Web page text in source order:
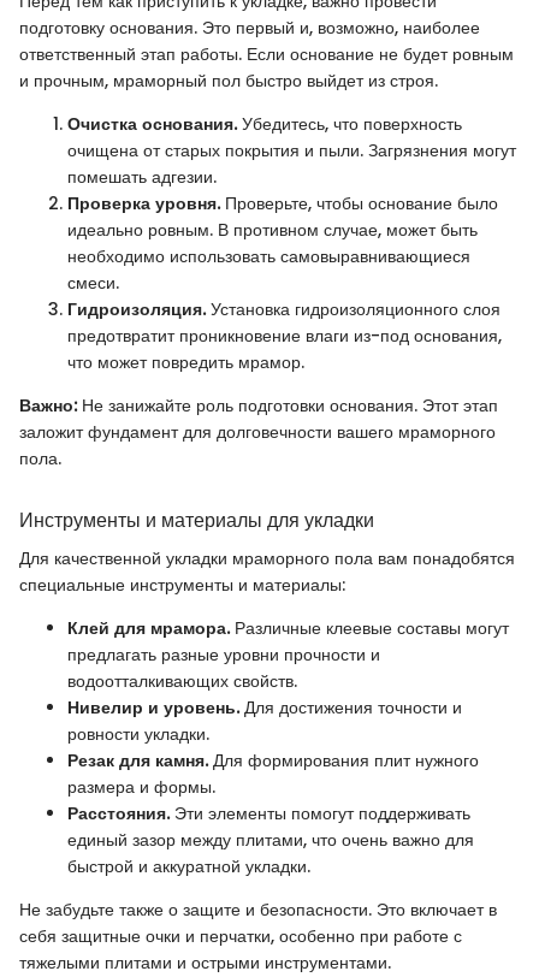
подготовку основания. Это первый и, возможно, наиболее
ответственный этап работы. Если основание не будет ровным
и прочным, мраморный пол быстро выйдет из строя.
Очистка основания.Убедитесь, что поверхность
очищена от старых покрытия и пыли. Загрязнения могут
помешать адгезии.
Проверка уровня.Проверьте, чтобы основание было
идеально ровным. В противном случае, может быть
необходимо использовать самовыравнивающиеся
смеси.
Гидроизоляция.Установка гидроизоляционного слоя
предотвратит проникновение влаги из-под основания,
что может повредить мрамор.
Важно:Не занижайте роль подготовки основания. Этот этап
заложит фундамент для долговечности вашего мраморного
пола.
Инструменты и материалы для укладки
Для качественной укладки мраморного пола вам понадобятся
специальные инструменты и материалы:
Клей для мрамора.Различные клеевые составы могут
предлагать разные уровни прочности и
водоотталкивающих свойств.
Нивелир и уровень.Для достижения точности и
ровности укладки.
Резак для камня.Для формирования плит нужного
размера и формы.
Расстояния.Эти элементы помогут поддерживать
единый зазор между плитами, что очень важно для
быстрой и аккуратной укладки.
Не забудьте также о защите и безопасности. Это включает в
себя защитные очки и перчатки, особенно при работе с
тяжелыми плитами и острыми инструментами.